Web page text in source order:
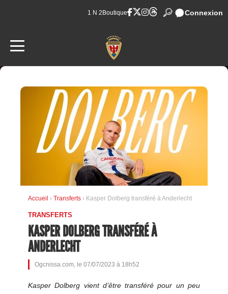
1 N 2 Boutique Connexion
Accueil › Transferts › Kasper Dolberg transféré à Anderlecht
TRANSFERTS
KASPER DOLBERG TRANSFÉRÉ À
ANDERLECHT
Ogcnissa.com, le 07/07/2023 à 18h52
Kasper Dolberg vient d’être transféré pour un peu